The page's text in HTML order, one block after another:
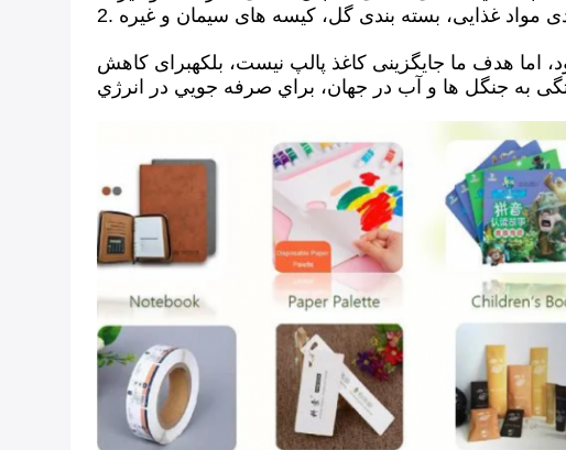
اما هدف ما جایگزینی کاغذ پالپ نیست، بلکهبرای کاهش
به جنگل ها و آب در جهان، براي صرفه جويي در انرژي